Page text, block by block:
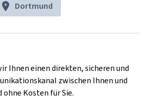
Dortmund
Ihnen einen direkten, sicheren und
zwischen Ihnen und
ohne Kosten für Sie.